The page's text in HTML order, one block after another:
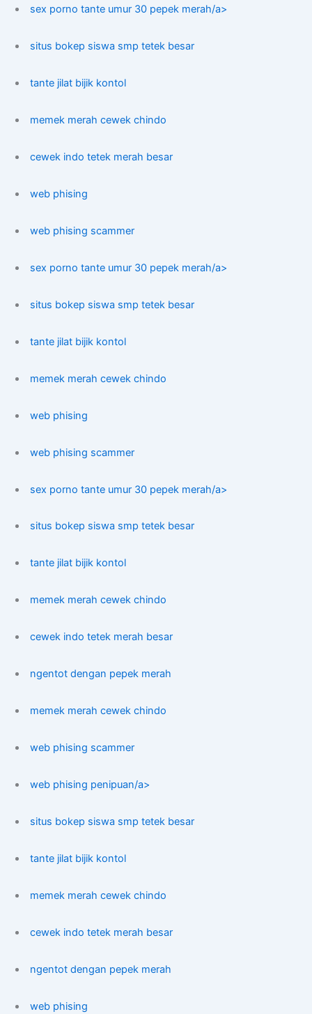
sex porno tante umur 30 pepek merah/a>
situs bokep siswa smp tetek besar
tante jilat bijik kontol
memek merah cewek chindo
cewek indo tetek merah besar
web phising
web phising scammer
sex porno tante umur 30 pepek merah/a>
situs bokep siswa smp tetek besar
tante jilat bijik kontol
memek merah cewek chindo
web phising
web phising scammer
sex porno tante umur 30 pepek merah/a>
situs bokep siswa smp tetek besar
tante jilat bijik kontol
memek merah cewek chindo
cewek indo tetek merah besar
ngentot dengan pepek merah
memek merah cewek chindo
web phising scammer
web phising penipuan/a>
situs bokep siswa smp tetek besar
tante jilat bijik kontol
memek merah cewek chindo
cewek indo tetek merah besar
ngentot dengan pepek merah
web phising